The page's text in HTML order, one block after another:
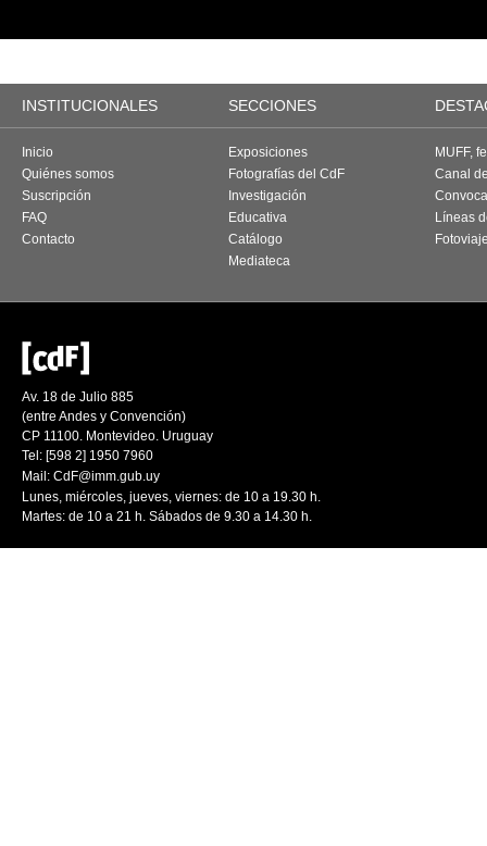
INSTITUCIONALES SECCIONES
Inicio
Quiénes somos
Suscripción
FAQ
Contacto
Exposiciones
Fotografías del CdF
Investigación
Educativa
Catálogo
Mediateca
MUFF,
Canal
Líneas
Av. 18 de Julio 885
(entre Andes y Convención)
CP 11100. Montevideo. Uruguay
Tel: [598 2] 1950 7960
Mail: CdF@imm.gub.uy
Lunes, miércoles, jueves, viernes: de 10 a 19.30 h.
Martes: de 10 a 21 h. Sábados de 9.30 a 14.30 h.